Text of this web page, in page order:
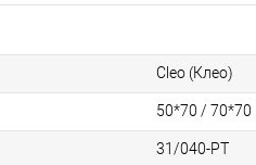
Cleo (Клео)
50*70 / 70*70
31/040-PT